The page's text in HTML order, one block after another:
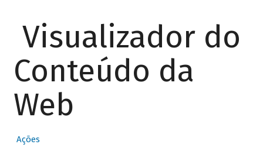
Visualizador do
Conteúdo da
Web
Ações